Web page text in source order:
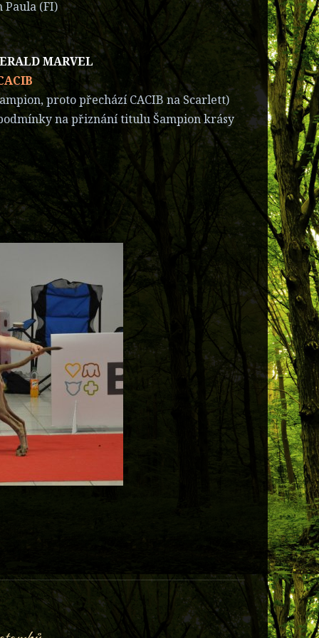
(FI)
MARVEL
proto přechází CACIB na Scarlett)
na přiznání titulu Šampion krásy